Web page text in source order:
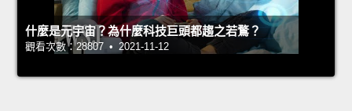
什麼是元宇宙？為什麼科技巨頭都趨之若鶩？
觀看次數：28807 • 2021-11-12